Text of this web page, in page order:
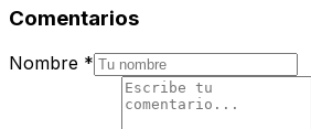
Comentarios
Nombre *